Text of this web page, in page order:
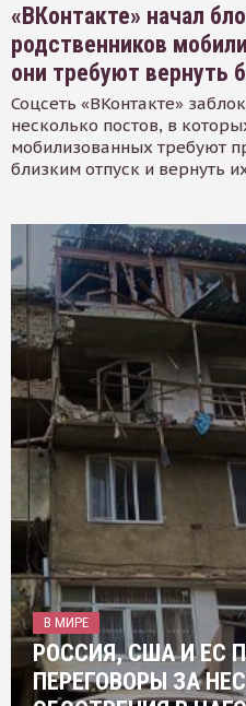
«ВКонтакте» начал
родственников
они требуют вернуть
Соцсеть «ВКонтакте»
несколько постов, в
мобилизованных требуют
близким отпуск и вернуть
В МИРЕ
РОССИЯ, США И ЕС
ПЕРЕГОВОРЫ ЗА